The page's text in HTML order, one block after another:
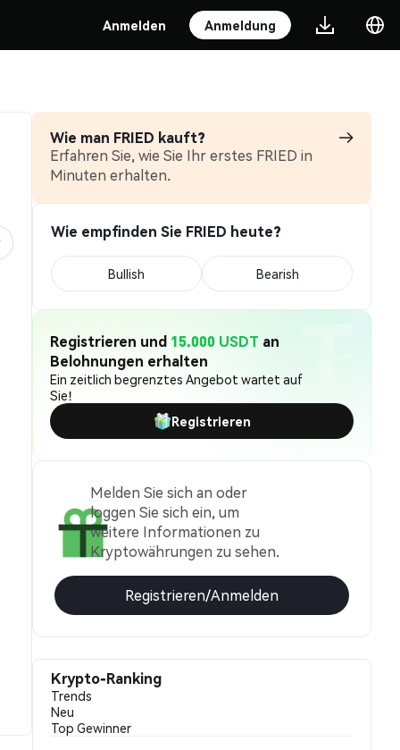
Anmelden Anmeldung
Wie man FRIED kauft?
Erfahren Sie, wie Sie Ihr erstes FRIED in
Minuten erhalten.
Wie empfinden Sie FRIED heute?
Bullish Bearish
Registrieren und 15.000 USDT an
Belohnungen erhalten
Ein zeitlich begrenztes Angebot wartet auf
Sie!
Registrieren
Melden Sie sich an oder
loggen Sie sich ein, um
weitere Informationen zu
Kryptowährungen zu sehen.
Registrieren/Anmelden
Krypto-Ranking
Trends
Neu
Top Gewinner